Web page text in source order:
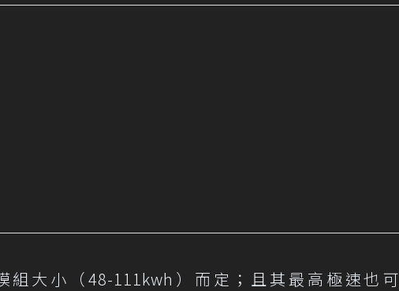
組大小（48-111kwh）而定；且其最高極速也